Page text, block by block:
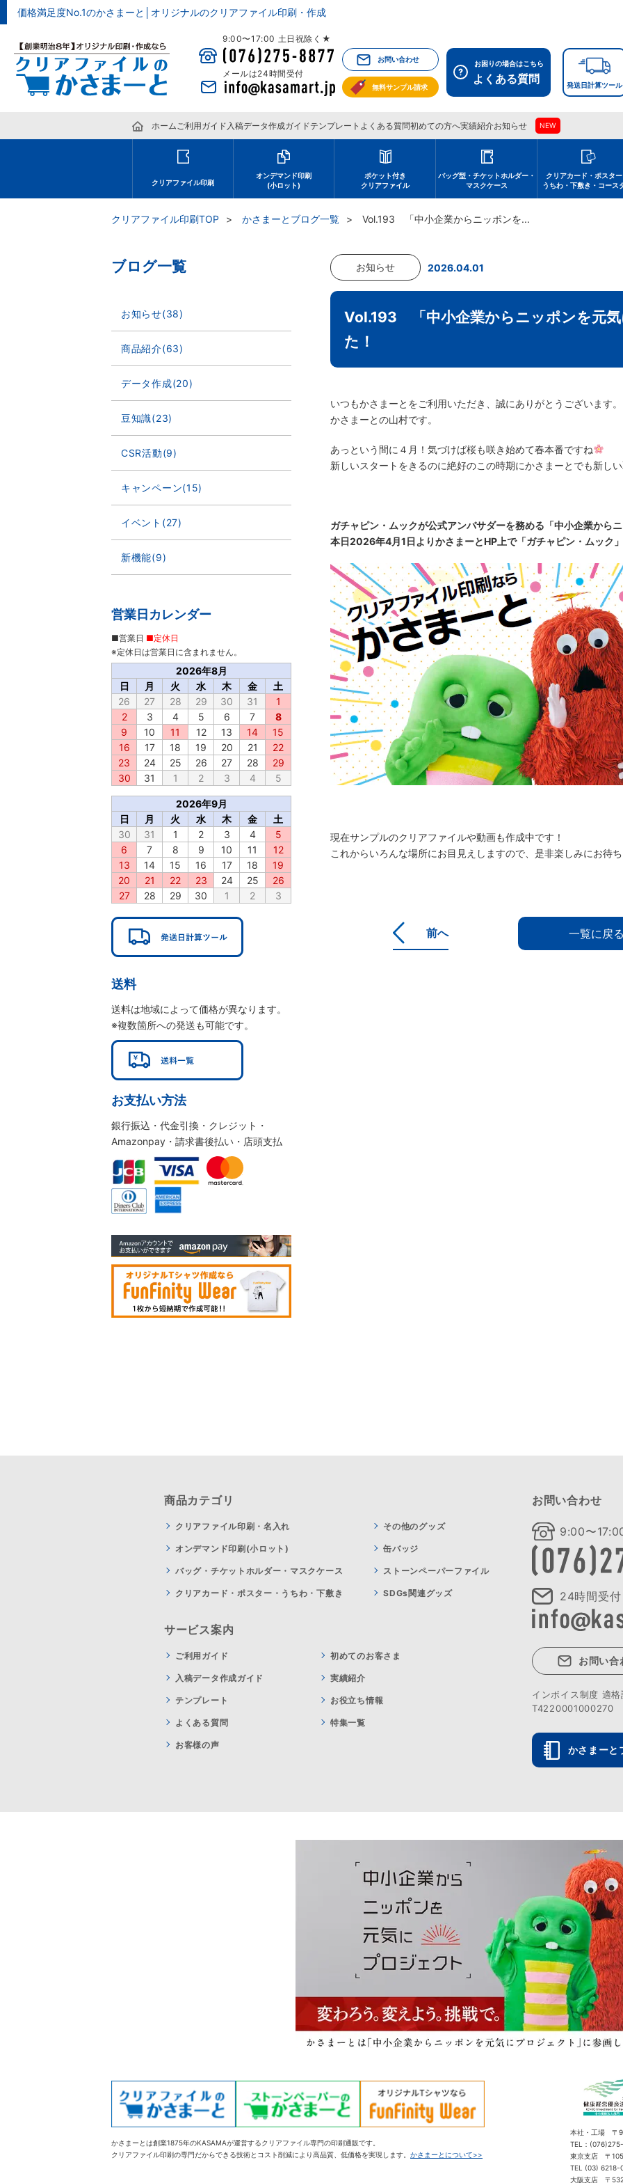
価格満足度No.1のかさまーと│オリジナルのクリアファイル印刷・作成
9:00〜17:00 土日祝除く★
メールは24時間受付
お問い合わせ
無料サンプル請求
お困りの場合はこちら
よくある質問 発送日計算ツール
ホーム ご利用ガイド 入稿データ作成ガイドテンプレート よくある質問初めての方へ実績紹介お知らせ NEW
クリアファイル印刷
オンデマンド印刷
(小ロット)
ポケット付き
クリアファイル
バッグ型・チケットホルダー・
マスクケース
クリアカード・ポスター
うちわ・下敷き・コース
クリアファイル印刷TOP かさまーとブログ一覧 Vol.193 「中小企業からニッポンを...
お知らせ 2026.04.01
Vol.193 「中小企業からニッポンを元
た！
いつもかさまーとをご利用いただき、誠にありがとうございます。
かさまーとの山村です。
あっという間に４月！気づけば桜も咲き始めて春本番ですね
新しいスタートをきるのに絶好のこの時期にかさまーとでも新し
ガチャピン・ムックが公式アンバサダーを務める「中小企業から
本日2026年4月1日よりかさまーとHP上で「ガチャピン・ムック
現在サンプルのクリアファイルや動画も作成中です！
これからいろんな場所にお目見えしますので、是非楽しみにお待
前へ 一覧に戻る
ブログ一覧
お知らせ(38)
商品紹介(63)
データ作成(20)
豆知識(23)
CSR活動(9)
キャンペーン(15)
イベント(27)
新機能(9)
営業日カレンダー
2026年8月
日
月 火 水 木 金
土
26
27 28 29 30 31
1
2
3 4 5 6 7
8
9
10 11 12 13 14
15
16
17 18 19 20 21
22
23
24 25 26 27 28
29
30
31 1 2 3 4 5
2026年9月
日
月 火 水 木 金
土
30
31 1 2 3 4
5
6
7 8 9 10 11
12
13
14 15 16 17 18
19
20
21 22 23 24 25
26
27
28 29 30 1 2 3
■営業日 ■定休日
※定休日は営業日に含まれません。
送料
送料は地域によって価格が異なります。
※複数箇所への発送も可能です。
お支払い方法
銀行振込・代金引換・クレジット・
Amazonpay・請求書後払い・店頭支払
商品カテゴリ
クリアファイル印刷・名入れ
オンデマンド印刷(小ロット)
バッグ・チケットホルダー・マスクケース
クリアカード・ポスター・うちわ・下敷き
その他のグッズ
缶バッジ
ストーンペーパーファイル
SDGs関連グッズ
サービス案内
ご利用ガイド
入稿データ作成ガイド
テンプレート
よくある質問
お客様の声
初めてのお客さま
実績紹介
お役立ち情報
特集一覧
お問い合わせ
9:00〜
24時間受付
お問い合
インボイス制度 適
T4220001000270
かさまーと
かさまーとは創業1875年のKASAMAが運営するクリアファイル専門の印刷通販です。
クリアファイル印刷の専門だからできる技術とコスト削減により高品質、低価格を実現します。 かさまーとについて>>
本社・工場 〒
TEL：
東京支店 〒
TEL (03)
大阪支店 〒